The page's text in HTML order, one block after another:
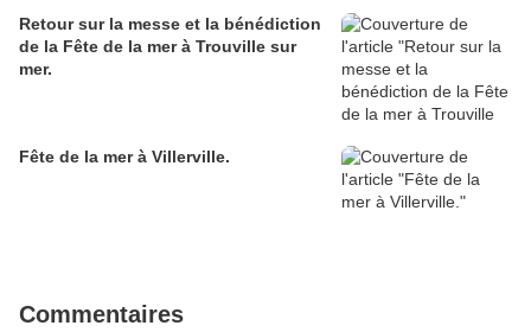
Retour sur la messe et la bénédiction
de la Fête de la mer à Trouville sur
mer.
Fête de la mer à Villerville.
Commentaires